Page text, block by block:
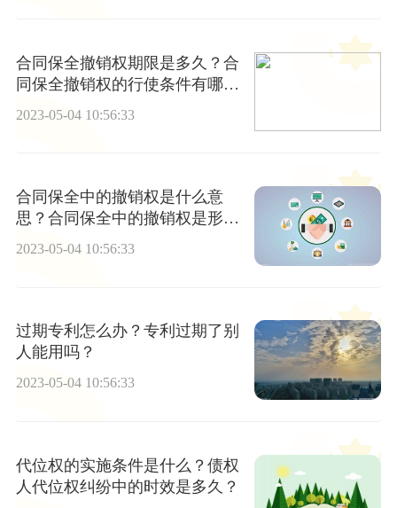
合同保全撤销权期限是多久？合
同保全撤销权的行使条件有哪
2023-05-04 10:56:33
合同保全中的撤销权是什么意
思？合同保全中的撤销权是形成
权吗？
2023-05-04 10:56:33
过期专利怎么办？专利过期了别
人能用吗？
2023-05-04 10:56:33
代位权的实施条件是什么？债权
人代位权纠纷中的时效是多久？